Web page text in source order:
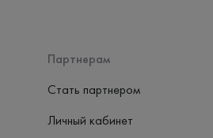
Партнерам
Стать партнером
Личный кабинет